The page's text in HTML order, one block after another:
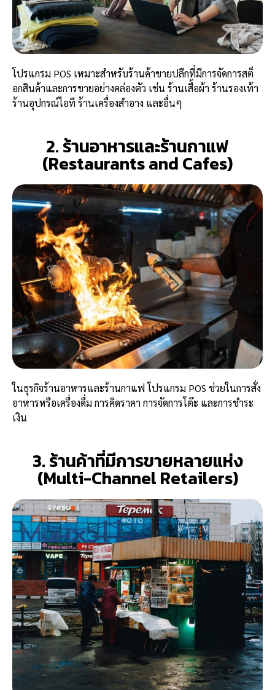
โปรแกรม POS เหมาะสำหรับร้านค้าขายปลีกที่มีการจัดการสต็
อกสินค้าและการขายอย่างคล่องตัว เช่น ร้านเสื้อผ้า ร้านรองเท้า
ร้านอุปกรณ์ไอที ร้านเครื่องสำอาง และอื่นๆ
2. ร้านอาหารและร้านกาแฟ
(Restaurants and Cafes)
ในธุรกิจร้านอาหารและร้านกาแฟ โปรแกรม POS ช่วยในการสั่ง
อาหารหรือเครื่องดื่ม การคิดราคา การจัดการโต๊ะ และการชำระ
เงิน
3. ร้านค้าที่มีการขายหลายแห่ง
(Multi-Channel Retailers)